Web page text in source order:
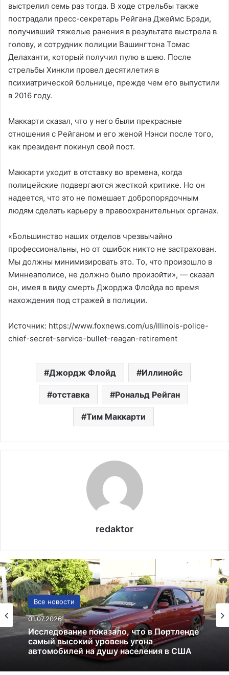
выстрелил семь раз тогда. В ходе стрельбы также
пострадали пресс-секретарь Рейгана Джеймс Брэди,
получивший тяжелые ранения в результате выстрела в
голову, и сотрудник полиции Вашингтона Томас
Делаханти, который получил пулю в шею. После
стрельбы Хинкли провел десятилетия в
психиатрической больнице, прежде чем его выпустили
в 2016 году.
Маккарти сказал, что у него были прекрасные
отношения с Рейганом и его женой Нэнси после того,
как президент покинул свой пост.
Маккарти уходит в отставку во времена, когда
полицейские подвергаются жесткой критике. Но он
надеется, что это не помешает добропорядочным
людям сделать карьеру в правоохранительных органах.
«Большинство наших отделов чрезвычайно
профессиональны, но от ошибок никто не застрахован.
Мы должны минимизировать это. То, что произошло в
Миннеаполисе, не должно было произойти», — сказал
он, имея в виду смерть Джорджа Флойда во время
нахождения под стражей в полиции.
Источник: https://www.foxnews.com/us/illinois-police-
chief-secret-service-bullet-reagan-retirement
Джордж Флойд Иллинойс
отставка Рональд Рейган
Тим Маккарти
redaktor
Все новости
01.07.2026
США
13.06.2025
Америка имеет огромный избыток сыра